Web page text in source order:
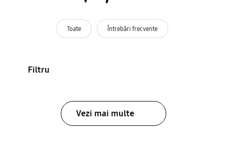
Toate Întrebări frecvente
Filtru
Vezi mai multe